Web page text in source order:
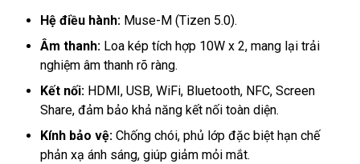
Hệ điều hành: Muse-M (Tizen 5.0).
Âm thanh: Loa kép tích hợp 10W x 2, mang lại trải
nghiệm âm thanh rõ ràng.
Kết nối: HDMI, USB, WiFi, Bluetooth, NFC, Screen
Share, đảm bảo khả năng kết nối toàn diện.
Kính bảo vệ: Chống chói, phủ lớp đặc biệt hạn chế
phản xạ ánh sáng, giúp giảm mỏi mắt.